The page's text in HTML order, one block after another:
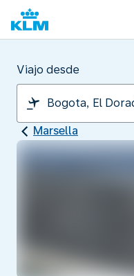
Viajo desde
Marsella